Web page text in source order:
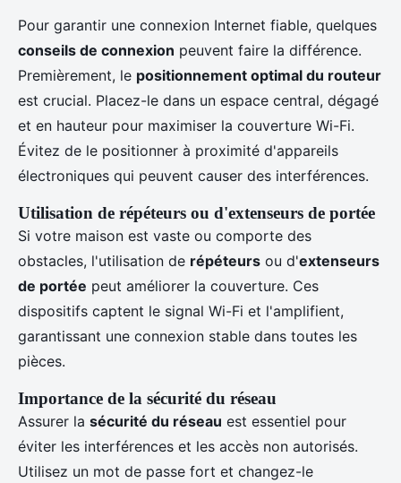
Pour garantir une connexion Internet fiable, quelques
conseils de connexion peuvent faire la différence.
Premièrement, le positionnement optimal du routeur
est crucial. Placez-le dans un espace central, dégagé
et en hauteur pour maximiser la couverture Wi-Fi.
Évitez de le positionner à proximité d'appareils
électroniques qui peuvent causer des interférences.
Utilisation de répéteurs ou d'extenseurs de portée
Si votre maison est vaste ou comporte des
obstacles, l'utilisation de répéteurs ou d'extenseurs
de portée peut améliorer la couverture. Ces
dispositifs captent le signal Wi-Fi et l'amplifient,
garantissant une connexion stable dans toutes les
pièces.
Importance de la sécurité du réseau
Assurer la sécurité du réseau est essentiel pour
éviter les interférences et les accès non autorisés.
Utilisez un mot de passe fort et changez-le